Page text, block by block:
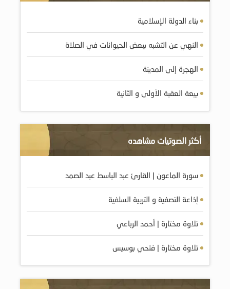
بناء الدولة الإسلامية
النهي عن التشبه ببعض الحيوانات في الصلاة
الهجرة إلى المدينة
بيعة العقبة الأولى و الثانية
أكثر الصوتيات مشاهده
سورة الماعون | القارئ عبد الباسط عبد الصمد
إذاعة التصفية و التربية السلفية
تلاوة مختارة | أحمد الرباعي
تلاوة مختارة | فتحي بوسيس